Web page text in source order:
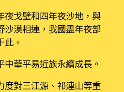
夜戈壁和四年夜沙地，與
沙漠相連，我國盡年夜部
此。
華平易近族永續成長。
度對三江源、祁連山等重